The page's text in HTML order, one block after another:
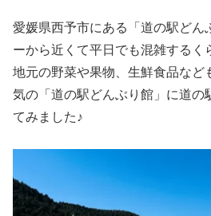
愛媛県西予市にある「道の駅どん
ーから近くて平日でも混雑するく
地元の野菜や果物、生鮮食品など
気の「道の駅どんぶり館」に道の
てみました♪